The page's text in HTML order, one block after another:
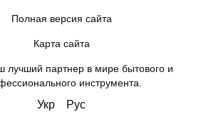
Полная версия сайта
Карта сайта
лучший партнер в мире бытового и
инструмента.
Укр Рус